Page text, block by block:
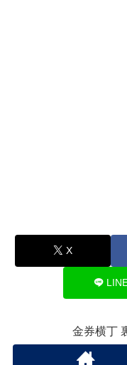
X
金券横丁